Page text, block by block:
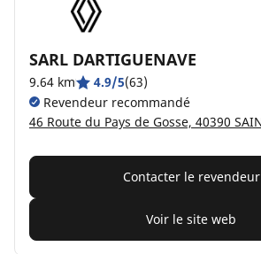
SARL DARTIGUENAVE
9.64 km 4.9/5(63)
Revendeur recommandé
Contacter le revendeur
Voir le site web